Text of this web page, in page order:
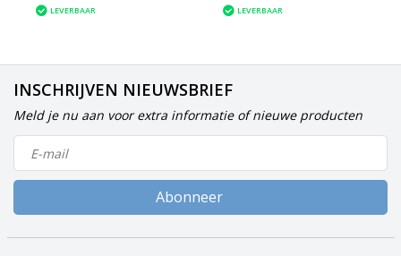
LEVERBAAR
LEVERBAAR
INSCHRIJVEN NIEUWSBRIEF
Meld je nu aan voor extra informatie of nieuwe producten
Abonneer